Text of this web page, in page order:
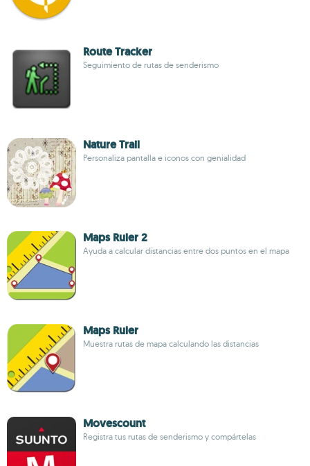
Route Tracker
Seguimiento de rutas de senderismo
Nature Trail
Personaliza pantalla e iconos con genialidad
Maps Ruler 2
Ayuda a calcular distancias entre dos puntos en el mapa
Maps Ruler
Muestra rutas de mapa calculando las distancias
Movescount
Registra tus rutas de senderismo y compártelas